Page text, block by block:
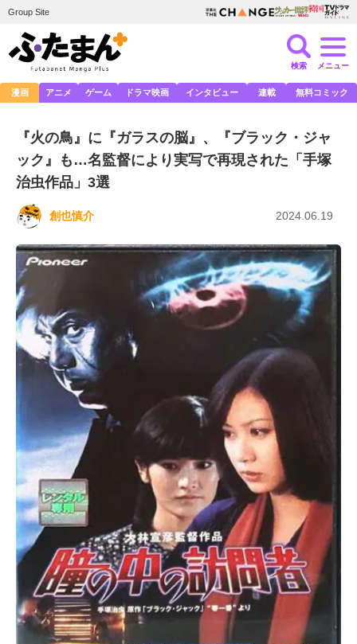
Group Site
検索 メニュー
漫画 アニメ ゲーム ドラマ映画 インタビュー 連載 無料コミック
『火の鳥』に『ガラスの脳』、『ブラック・ジャ
ック』も…名監督により実写で再現された「手塚
治虫作品」3選
創也慎介 2024.06.19